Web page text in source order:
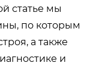
статье мы
по которым
а также
и